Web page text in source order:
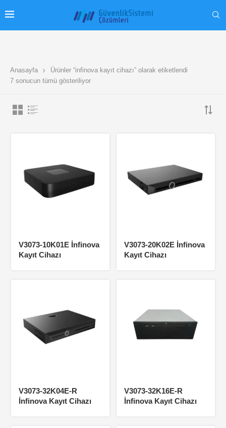
Anasayfa
Ürünler “infinova kayıt cihazı” olarak etiketlendi
7 sonucun tümü gösteriliyor
V3073-10K01E İnfinova
Kayıt Cihazı
V3073-20K02E İnfinova
Kayıt Cihazı
V3073-32K04E-R
İnfinova Kayıt Cihazı
V3073-32K16E-R
İnfinova Kayıt Cihazı